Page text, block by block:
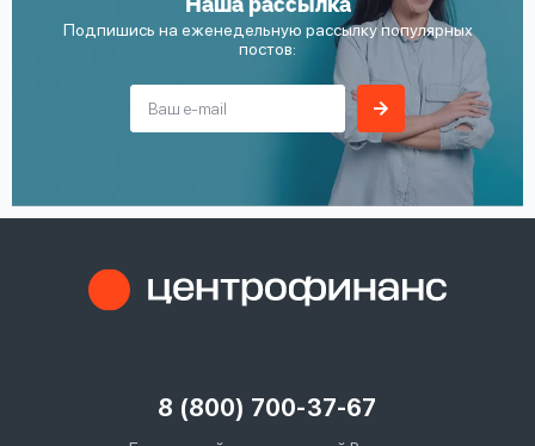
Наша рассылка
Подпишись на еженедельную рассылку популярных
постов:
8 (800) 700-37-67